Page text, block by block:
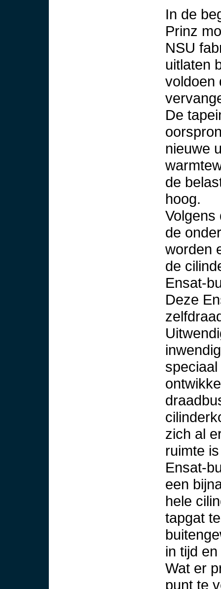
In de
Prinz
NSU
uitlaten
voldoen
De
nieuwe
de
hoog.
Volgens
de
worden
de
Ensat-
Deze
zich al
ruimte
Ensat-
een
hele
tapgat
in tijd
Wat er
punt te